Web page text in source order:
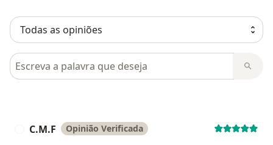
Pesquisar em opiniões
C.M.F Opinião Verificada